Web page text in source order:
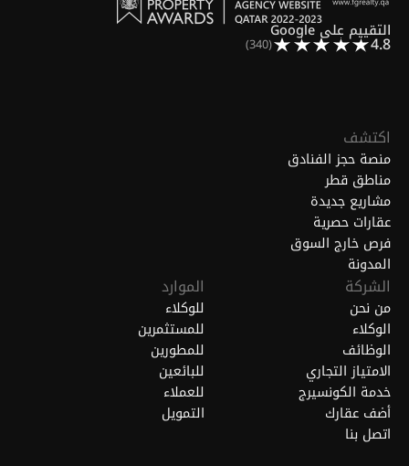
التقييم على Google
4.8
(340)
اكتشف
منصة حجز الفنادق
مناطق قطر
مشاريع جديدة
عقارات حصرية
فرص خارج السوق
المدونة
الشركة
من نحن
الوكلاء
الوظائف
الامتياز التجاري
خدمة الكونسيرج
أضف عقارك
اتصل بنا
الموارد
للوكلاء
للمستثمرين
للمطورين
للبائعين
للعملاء
التمويل